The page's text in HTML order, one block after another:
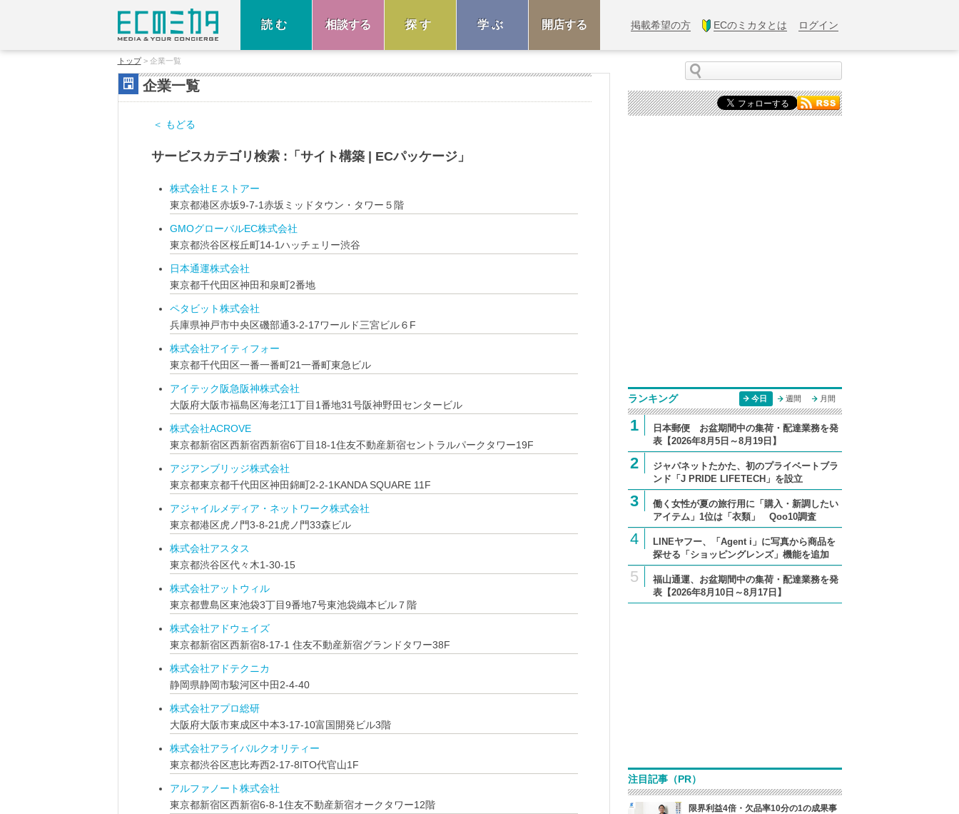
読む 相談する 探す 学ぶ 開店する 掲載希望の方 ECのミカタとは ログイン
トップ 企業一覧
企業一覧
＜ もどる
サービスカテゴリ検索 :「サイト構築 | ECパッケージ」
株式会社Ｅストアー
東京都港区赤坂9-7-1赤坂ミッドタウン・タワー５階
GMOグローバルEC株式会社
東京都渋谷区桜丘町14-1ハッチェリー渋谷
日本通運株式会社
東京都千代田区神田和泉町2番地
ペタビット株式会社
兵庫県神戸市中央区磯部通3‐2‐17ワールド三宮ビル６F
株式会社アイティフォー
東京都千代田区一番一番町21一番町東急ビル
アイテック阪急阪神株式会社
大阪府大阪市福島区海老江1丁目1番地31号阪神野田センタービル
株式会社ACROVE
東京都新宿区西新宿西新宿6丁目18-1住友不動産新宿セントラルパークタワー19F
アジアンブリッジ株式会社
東京都東京都千代田区神田錦町2-2-1KANDA SQUARE 11F
アジャイルメディア・ネットワーク株式会社
東京都港区虎ノ門3-8-21虎ノ門33森ビル
株式会社アスタス
東京都渋谷区代々木1-30-15
株式会社アットウィル
東京都豊島区東池袋3丁目9番地7号東池袋織本ビル７階
株式会社アドウェイズ
東京都新宿区西新宿8-17-1 住友不動産新宿グランドタワー38F
株式会社アドテクニカ
静岡県静岡市駿河区中田2-4-40
株式会社アプロ総研
大阪府大阪市東成区中本3-17-10富国開発ビル3階
株式会社アライバルクオリティー
東京都渋谷区恵比寿西2-17-8ITO代官山1F
アルファノート株式会社
東京都新宿区西新宿6-8-1住友不動産新宿オークタワー12階
ランキング 今日 週間 月間
1
日本郵便 お盆期間中の集荷・配達業務を発
表【2026年8月5日～8月19日】
2
ジャパネットたかた、初のプライベートブラ
ンド「J PRIDE LIFETECH」を設立
3
働く女性が夏の旅行用に「購入・新調したい
アイテム」1位は「衣類」 Qoo10調査
4
LINEヤフー、「Agent i」に写真から商品を
探せる「ショッピングレンズ」機能を追加
5
福山通運、お盆期間中の集荷・配達業務を発
表【2026年8月10日～8月17日】
注目記事（PR）
限界利益4倍・欠品率10分の1の成果事